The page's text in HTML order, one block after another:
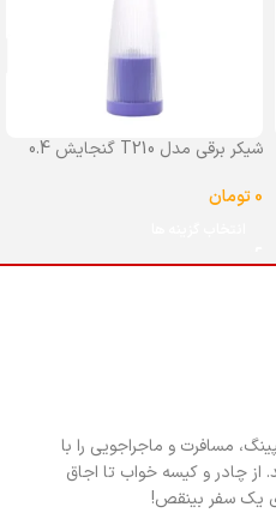
شیکر برقی مدل T210 گنجایش 0.4
0تومان
مسافرت و ماجراجویی را با
از چادر و کیسه خواب تا اجاق
یک سفر بینقص!